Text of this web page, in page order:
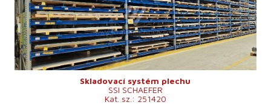
Méretek hossz.×szél.×mag.35000x7300x3800 mm
Vezérlőrendszer
nem
Skladovací systém plechu
SSI SCHAEFER
Kat. sz.: 251420